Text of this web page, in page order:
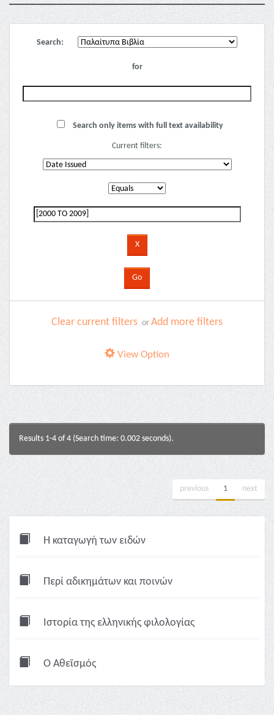
Search:
for
Search only items with full text availability
Current filters:
Clear current filters or Add more filters
View Option
Results 1-4 of 4 (Search time: 0.002 seconds).
previous 1 next
Η καταγωγή των ειδών
Περί αδικημάτων και ποινών
Ιστορία της ελληνικής φιλολογίας
Ο Αθεϊσμός